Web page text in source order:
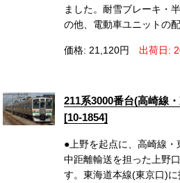
ました。耐雪ブレーキ・
の他、電動車ユニットの配
価格: 21,120円 出荷日:
211系3000番台(高崎線
[10-1854]
●上野を起点に、高崎線
中距離輸送を担った上野
す。東海道本線(東京口)